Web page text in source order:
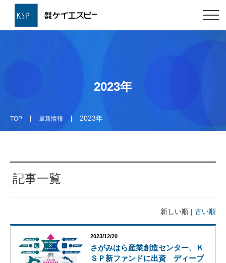
TOP 最新情報 2023年
2023年
記事一覧
新しい順 | 古い順
2023/12/20
さがみはら産業創造センター、Ｋ
ＳＰ新ファンドに出資 ディープ